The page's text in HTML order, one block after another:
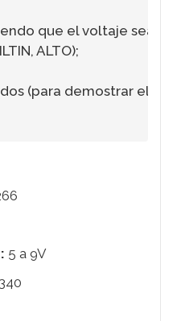
que el voltaje sea
ALTO);
(para demostrar el LED
5 a 9V